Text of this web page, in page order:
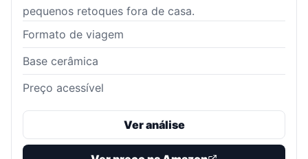
pequenos retoques fora de casa.
Formato de viagem
Base cerâmica
Preço acessível
Ver análise